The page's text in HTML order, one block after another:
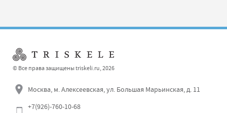
© Все права защищены triskeli.ru, 2026
Москва, м. Алексеевская, ул. Большая Марьинская, д. 11
+7(926)-760-10-68